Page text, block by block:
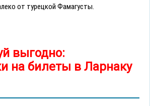
от турецкой Фамагусты.
выгодно:
на билеты в Ларнаку